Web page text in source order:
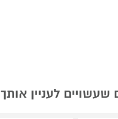
שעשויים לעניין אותך